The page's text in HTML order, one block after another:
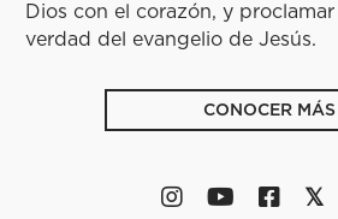
Dios con el corazón, y
verdad del evangelio de Jesús.
CONOCER MÁS